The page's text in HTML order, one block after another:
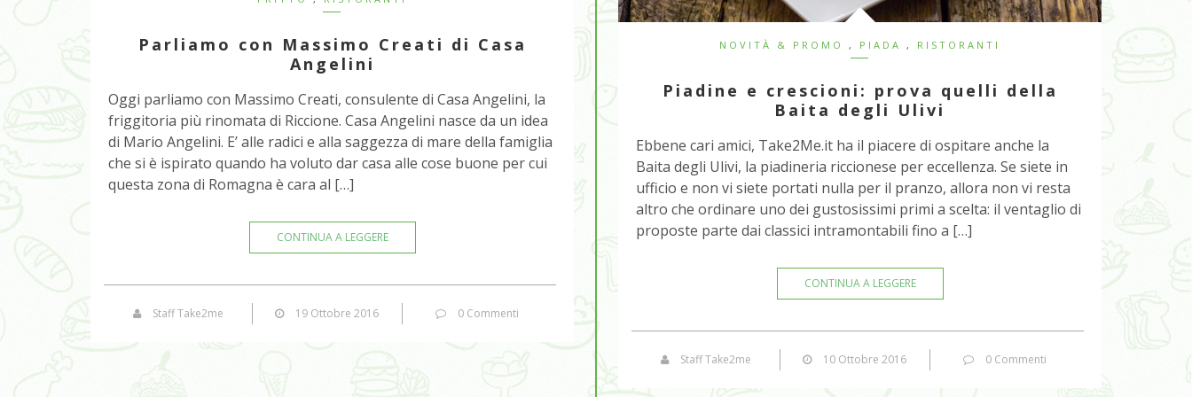
Parliamo con Massimo Creati di Casa
Angelini
Oggi parliamo con Massimo Creati, consulente di Casa Angelini, la
friggitoria più rinomata di Riccione. Casa Angelini nasce da un idea
di Mario Angelini. E’ alle radici e alla saggezza di mare della famiglia
che si è ispirato quando ha voluto dar casa alle cose buone per cui
questa zona di Romagna è cara al […]
CONTINUA A LEGGERE
Staff Take2me 19 Ottobre 2016 0 Commenti
NOVITÀ & PROMO , PIADA , RISTORANTI
Piadine e crescioni: prova quelli della
Baita degli Ulivi
Ebbene cari amici, Take2Me.it ha il piacere di ospitare anche la
Baita degli Ulivi, la piadineria riccionese per eccellenza. Se siete in
ufficio e non vi siete portati nulla per il pranzo, allora non vi resta
altro che ordinare uno dei gustosissimi primi a scelta: il ventaglio di
proposte parte dai classici intramontabili fino a […]
CONTINUA A LEGGERE
Staff Take2me 10 Ottobre 2016 0 Commenti